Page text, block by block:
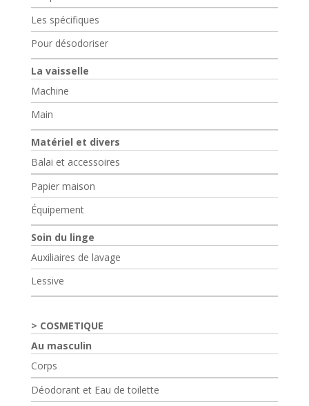
Les spécifiques
Pour désodoriser
La vaisselle
Machine
Main
Matériel et divers
Balai et accessoires
Papier maison
Équipement
Soin du linge
Auxiliaires de lavage
Lessive
COSMETIQUE
Au masculin
Corps
Déodorant et Eau de toilette